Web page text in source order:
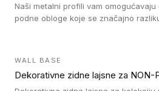
Naši metalni profili vam
podne obloge koje se značajno
WALL BASE
Dekorativne zidne lajsne za NON-